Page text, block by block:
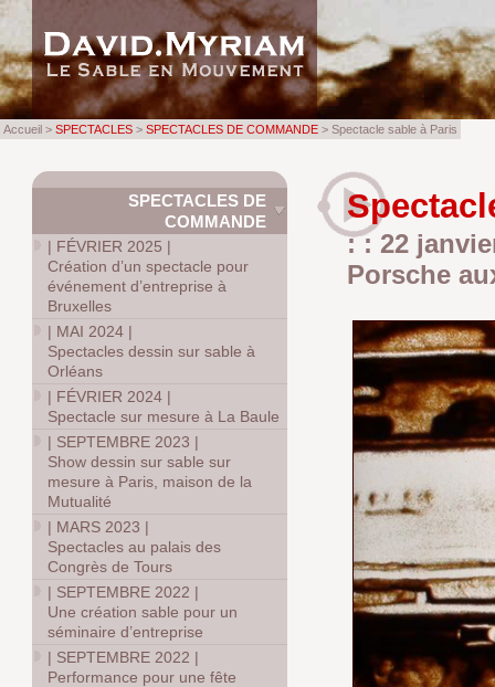
: : 22
Porsche
SPECTACLES DE
COMMANDE
| FÉVRIER 2025 |
Création d’un spectacle pour
événement d’entreprise à
Bruxelles
| MAI 2024 |
Spectacles dessin sur sable à
Orléans
| FÉVRIER 2024 |
Spectacle sur mesure à La Baule
| SEPTEMBRE 2023 |
Show dessin sur sable sur
mesure à Paris, maison de la
Mutualité
| MARS 2023 |
Spectacles au palais des
Congrès de Tours
| SEPTEMBRE 2022 |
Une création sable pour un
séminaire d’entreprise
| SEPTEMBRE 2022 |
Performance pour une fête
Accueil > SPECTACLES > SPECTACLES DE COMMANDE > Spectacle sable à Paris